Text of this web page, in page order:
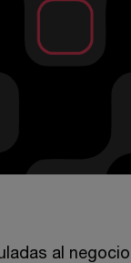
al negocio